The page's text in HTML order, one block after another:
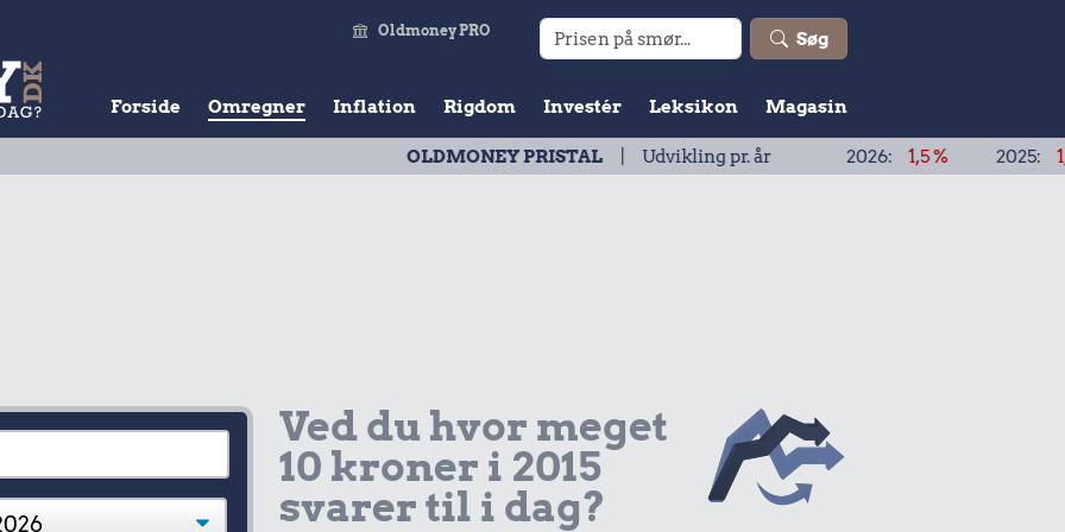
Søg
Oldmoney PRO
Forside Omregner Inflation Rigdom Investér Leksikon Magasin
OLDMONEY PRISTAL| Udvikling pr. år2026: 2025:
Ved du hvor meget
10 kroner i 2015
svarer til i dag?